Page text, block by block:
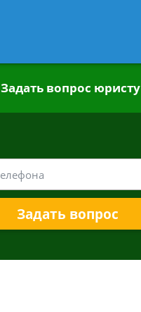
Задать вопрос юристу
Задать вопрос